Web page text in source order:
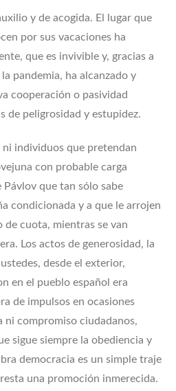
y de acogida. El lugar que
por sus vacaciones ha
que es invivible y, gracias a
pandemia, ha alcanzado y
cooperación o pasividad
de peligrosidad y estupidez.
individuos que pretendan
con probable carga
Pávlov que tan sólo sabe
condicionada y a que le arrojen
de cuota, mientras se van
Los actos de generosidad, la
desde el exterior,
en el pueblo español era
de impulsos en ocasiones
ni compromiso ciudadanos,
sigue siempre la obediencia y
democracia es un simple traje
una promoción inmerecida.